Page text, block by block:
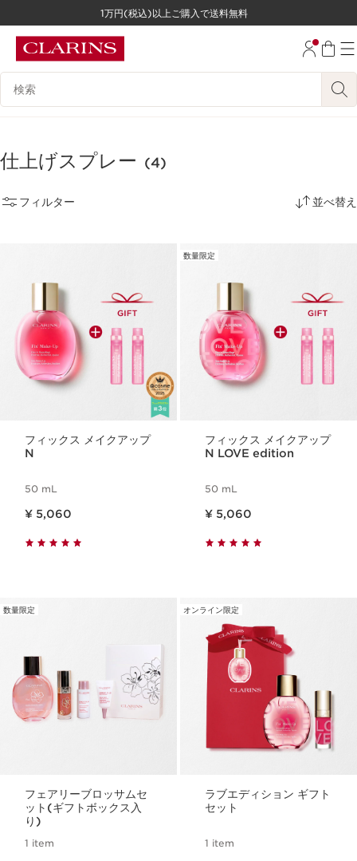
コンテンツへ移動
1万円(税込)以上ご購入で送料無料
検索候補
仕上げスプレー (4)
フィルター 並べ替え
フィックス メイクアップ
N
50 mL
¥ 5,060
数量限定
フィックス メイクアップ
N LOVE edition
50 mL
¥ 5,060
数量限定
フェアリーブロッサムセ
ット(ギフトボックス入
り)
1 item
オンライン限定
ラブエディション ギフト
セット
1 item